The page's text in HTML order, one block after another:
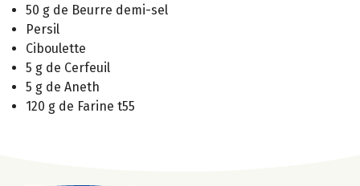
50 g de Beurre demi-sel
Persil
Ciboulette
5 g de Cerfeuil
5 g de Aneth
120 g de Farine t55